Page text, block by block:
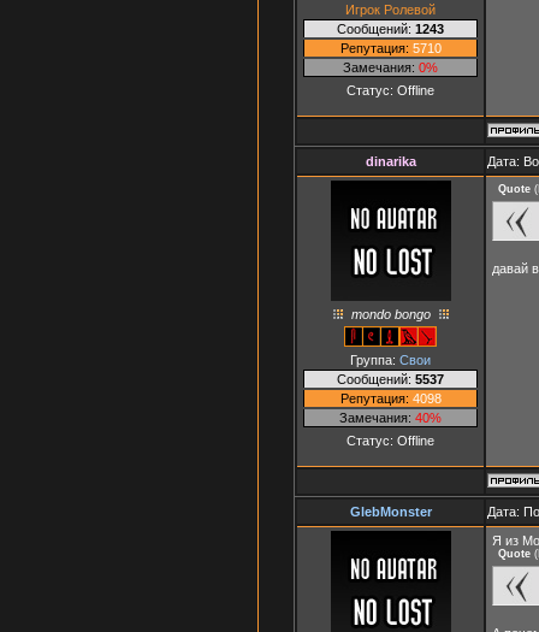
Игрок Ролевой
Сообщений: 1243
Репутация: 5710
Замечания: 0%
Статус: Offline
dinarika Дата:
mondo bongo
Группа: Свои
Сообщений: 5537
Репутация: 4098
Замечания: 40%
Статус: Offline
Quote (
давай
GlebMonster Дата:
Я из
Quote (